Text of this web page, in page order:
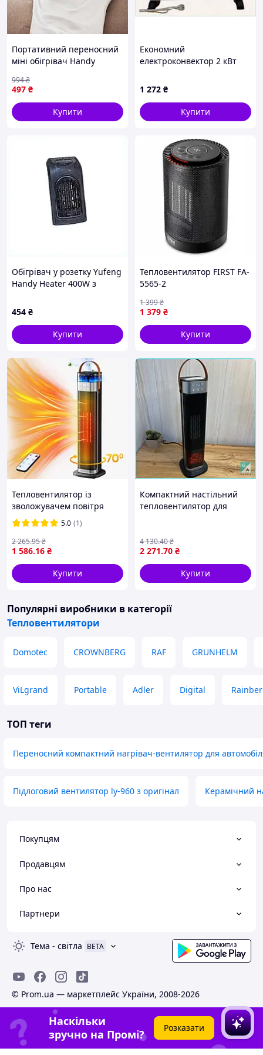
Портативний переносний
міні обігрівач Handy
497 ₴
994₴
Купити
Економний
електроконвектор 2 кВт
856012A8A
1 272 ₴
Купити
Обігрівач у розетку Yufeng
Handy Heater 400W з
454 ₴
Купити
Тепловентилятор FIRST FA-
5565-2
1 379 ₴
1 399₴
Купити
Тепловентилятор із
зволожувачем повітря
1500 Вт, HQN218-28QD
5.0 (1)
1 586.16 ₴
2 265.95₴
Купити
Компактний настільний
тепловентилятор для
офісному приміщенні Гал1
2 271.70 ₴
4 130.40₴
Купити
Популярні виробники в категорії
Тепловентилятори
Domotec CROWNBERG RAF GRUNHELM
ViLgrand Portable Adler Digital
ТОП теги
Переносний компактний нагрівач-вентилятор для
Підлоговий вентилятор ly-960 з оригінал Керамічний
Покупцям
Продавцям
Про нас
Партнери
Тема - світла BETA
© Prom.ua — маркетплейс України, 2008-2026
Наскільки
зручно на Промі?
Розказати